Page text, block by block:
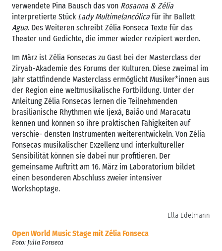
Open World Music Stage mit Zélia Fonseca
Foto: Julia Fonseca
verwendete Pina Bausch das von Rosanna & Zélia
interpretierte Stück Lady Multimelancólica für ihr Ballett
Agua. Des Weiteren schreibt Zélia Fonseca Texte für das
Theater und Gedichte, die immer wieder rezipiert werden.
Im März ist Zélia Fonsecas zu Gast bei der Masterclass der
Ziryab-Akademie des Forums der Kulturen. Diese zweimal im
Jahr stattfindende Masterclass ermöglicht Musiker*innen aus
der Region eine weltmusikalische Fortbildung. Unter der
Anleitung Zélia Fonsecas lernen die Teilnehmenden
brasilianische Rhythmen wie Ijexá, Baião und Maracatu
kennen und können so ihre praktischen Fähigkeiten auf
verschie- densten Instrumenten weiterentwickeln. Von Zélia
Fonsecas musikalischer Exzellenz und interkultureller
Sensibilität können sie dabei nur profitieren. Der
gemeinsame Auftritt am 16. März im Laboratorium bildet
einen besonderen Abschluss zweier intensiver
Workshoptage.
Ella Edelmann